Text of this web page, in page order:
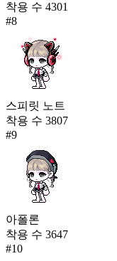
착용 수 4301
#8
스피릿 노트
착용 수 3807
#9
아폴론
착용 수 3647
#10